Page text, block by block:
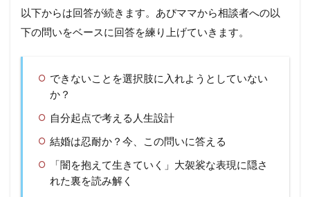
以下からは回答が続きます。あぴママから相談者への以
下の問いをベースに回答を練り上げていきます。
できないことを選択肢に入れようとしていない
か？
自分起点で考える人生設計
結婚は忍耐か？今、この問いに答える
「闇を抱えて生きていく」大袈裟な表現に隠さ
れた裏を読み解く